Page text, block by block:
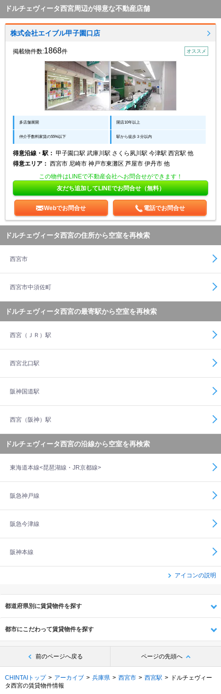
ドルチェヴィータ西宮周辺が得意な不動産店舗
株式会社エイブル甲子園口店
掲載物件数:1868件 オススメ
多店舗展開 開店10年以上
仲介手数料家賃の55%以下 駅から徒歩３分以内
得意沿線・駅： 甲子園口駅 武庫川駅 さくら夙川駅 今津駅 西宮駅 他
得意エリア： 西宮市 尼崎市 神戸市東灘区 芦屋市 伊丹市 他
この物件はLINEで不動産会社へお問合せができます！
友だち追加してLINEでお問合せ（無料）
Webでお問合せ 電話でお問合せ
ドルチェヴィータ西宮の住所から空室を再検索
西宮市
西宮市中須佐町
ドルチェヴィータ西宮の最寄駅から空室を再検索
西宮（ＪＲ）駅
西宮北口駅
阪神国道駅
西宮（阪神）駅
ドルチェヴィータ西宮の沿線から空室を再検索
東海道本線<琵琶湖線・JR京都線>
阪急神戸線
阪急今津線
阪神本線
アイコンの説明
都道府県別に賃貸物件を探す
都市にこだわって賃貸物件を探す
前のページへ戻る ページの先頭へ
CHINTAIトップ アーカイブ 兵庫県 西宮市 西宮駅
ドルチェヴィー
タ西宮の賃貸物件情報